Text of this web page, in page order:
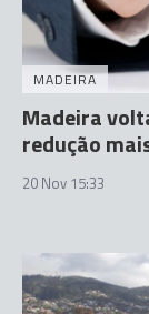
MADEIRA
Madeira
redução
20 Nov 15:33